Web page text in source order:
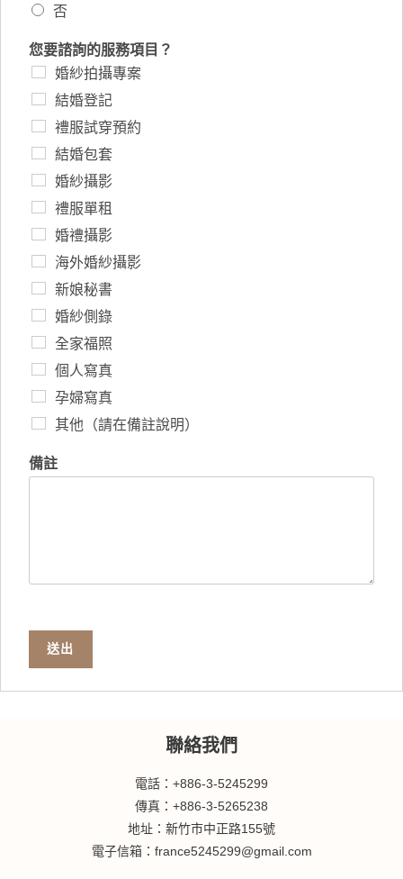
否
您要諮詢的服務項目？
婚紗拍攝專案
結婚登記
禮服試穿預約
結婚包套
婚紗攝影
禮服單租
婚禮攝影
海外婚紗攝影
新娘秘書
婚紗側錄
全家福照
個人寫真
孕婦寫真
其他（請在備註說明）
備註
送出
聯絡我們
電話：+886-3-5245299
傳真：+886-3-5265238
地址：新竹市中正路155號
電子信箱：france5245299@gmail.com